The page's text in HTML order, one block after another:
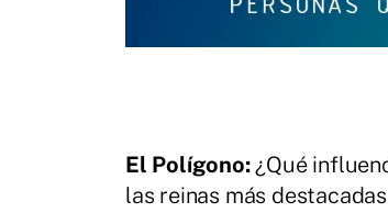
El Polígono:¿Qué
las reinas más